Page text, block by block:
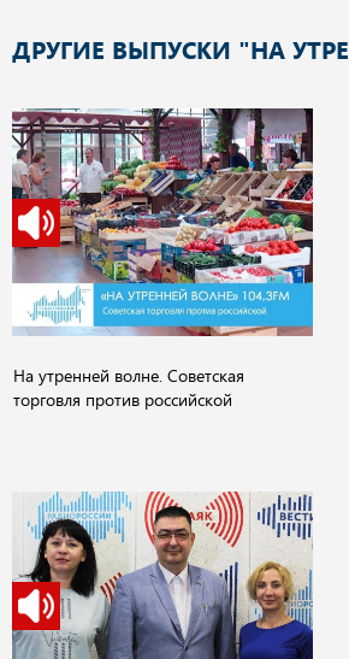
ДРУГИЕ ВЫПУСКИ "НА
На утренней волне. Советская
торговля против российской